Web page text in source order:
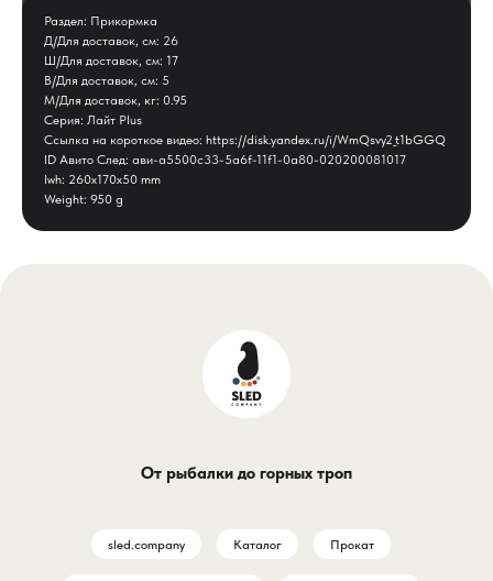
Раздел: Прикормка
Д/Для доставок, см: 26
Ш/Для доставок, см: 17
В/Для доставок, см: 5
М/Для доставок, кг: 0.95
Серия: Лайт Plus
Ссылка на короткое видео: https://disk.yandex.ru/i/WmQsvy2_t1bGGQ
ID Авито След: ави-a5500c33-5a6f-11f1-0a80-020200081017
lwh: 260x170x50 mm
Weight: 950 g
От рыбалки до горных троп
sled.company Каталог Прокат